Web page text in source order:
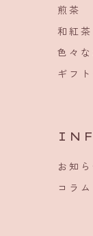
煎茶
和紅茶
色々
ギフ
お知ら
コラム